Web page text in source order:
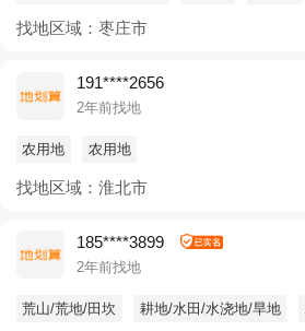
找地区域：枣庄市
191****2656
2年前找地
农用地 农用地
找地区域：淮北市
185****3899
2年前找地
荒山/荒地/田坎 耕地/水田/水浇地/旱地